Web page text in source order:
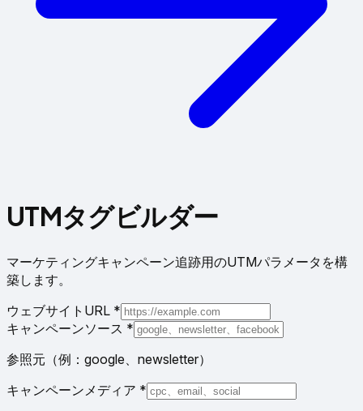
UTMタグビルダー
マーケティングキャンペーン追跡用のUTMパラメータを構
築します。
ウェブサイトURL *
キャンペーンソース *
参照元（例：google、newsletter）
キャンペーンメディア *